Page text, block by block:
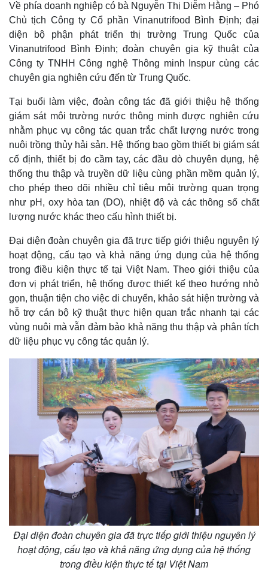
Thế giới
Quan sát
Cuộc sống đó đây
Multimedia
Video
Ảnh
E-Magazine
Infographic
Về phía doanh nghiệp có bà Nguyễn Thị Diễm Hằng – Phó
Chủ tịch Công ty Cổ phần Vinanutrifood Bình Định; đại
diện bộ phận phát triển thị trường Trung Quốc của
Vinanutrifood Bình Định; đoàn chuyên gia kỹ thuật của
Công ty TNHH Công nghệ Thông minh Inspur cùng các
chuyên gia nghiên cứu đến từ Trung Quốc.
Tại buổi làm việc, đoàn công tác đã giới thiệu hệ thống
giám sát môi trường nước thông minh được nghiên cứu
nhằm phục vụ công tác quan trắc chất lượng nước trong
nuôi trồng thủy hải sản. Hệ thống bao gồm thiết bị giám sát
cố định, thiết bị đo cầm tay, các đầu dò chuyên dụng, hệ
thống thu thập và truyền dữ liệu cùng phần mềm quản lý,
cho phép theo dõi nhiều chỉ tiêu môi trường quan trọng
như pH, oxy hòa tan (DO), nhiệt độ và các thông số chất
lượng nước khác theo cấu hình thiết bị.
Đại diện đoàn chuyên gia đã trực tiếp giới thiệu nguyên lý
hoạt động, cấu tạo và khả năng ứng dụng của hệ thống
trong điều kiện thực tế tại Việt Nam. Theo giới thiệu của
đơn vị phát triển, hệ thống được thiết kế theo hướng nhỏ
gọn, thuận tiện cho việc di chuyển, khảo sát hiện trường và
hỗ trợ cán bộ kỹ thuật thực hiện quan trắc nhanh tại các
vùng nuôi mà vẫn đảm bảo khả năng thu thập và phân tích
dữ liệu phục vụ công tác quản lý.
Đại diện đoàn chuyên gia đã trực tiếp giới thiệu nguyên lý
hoạt động, cấu tạo và khả năng ứng dụng của hệ thống
trong điều kiện thực tế tại Việt Nam